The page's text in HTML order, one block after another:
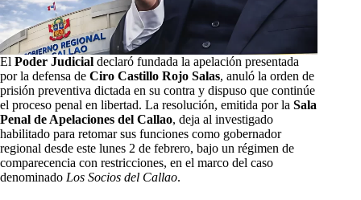
El Poder Judicial declaró fundada la apelación presentada
por la defensa de Ciro Castillo Rojo Salas, anuló la orden de
prisión preventiva dictada en su contra y dispuso que continúe
el proceso penal en libertad. La resolución, emitida por la Sala
Penal de Apelaciones del Callao, deja al investigado
habilitado para retomar sus funciones como gobernador
regional desde este lunes 2 de febrero, bajo un régimen de
comparecencia con restricciones, en el marco del caso
denominado Los Socios del Callao.